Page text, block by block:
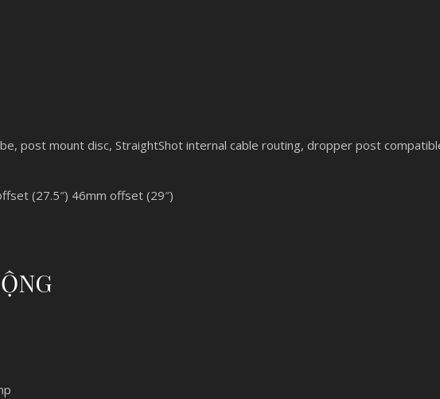
post mount disc, StraightShot internal cable routing, dropper post
(27.5″) 46mm offset (29″)